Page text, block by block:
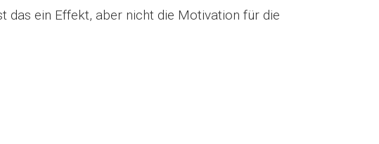
das ein Effekt, aber nicht die Motivation für die